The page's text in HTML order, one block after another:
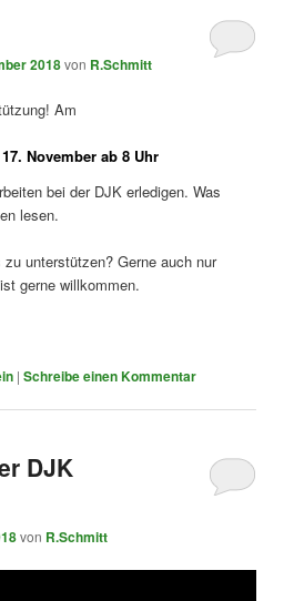
2018von R.Schmitt
Am
November ab 8 Uhr
bei der DJK erledigen. Was
lesen.
unterstützen? Gerne auch nur
gerne willkommen.
|Schreibe einen Kommentar
DJK
von R.Schmitt